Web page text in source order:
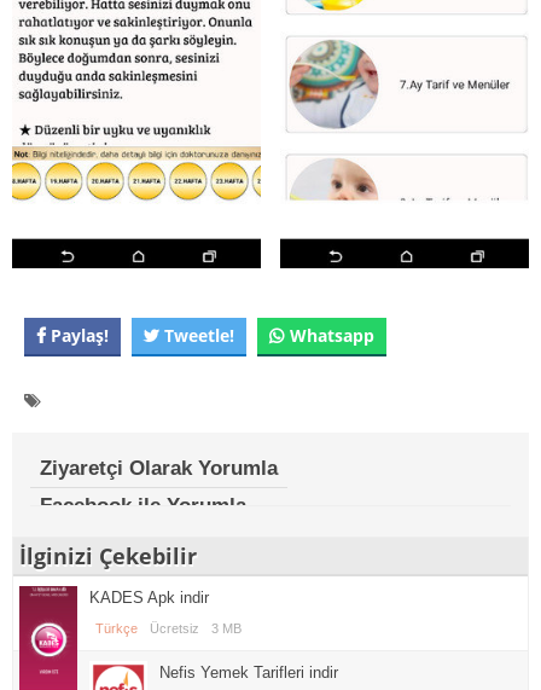
Paylaş! Tweetle! Whatsapp
Ziyaretçi Olarak Yorumla
Facebook ile Yorumla
İlginizi Çekebilir
KADES Apk indir
Türkçe Ücretsiz 3 MB
Nefis Yemek Tarifleri indir